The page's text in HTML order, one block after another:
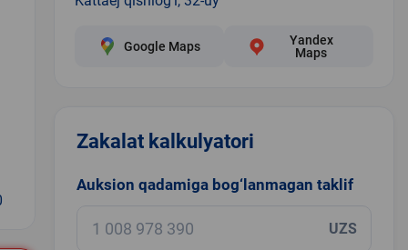
Google Maps
Yandex
Maps
Zakalat kalkulyatori
Auksion qadamiga bog‘lanmagan taklif
UZS